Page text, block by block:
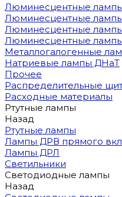
Люминесцентные лампы
Люминесцентные лампы
Люминесцентные лампы
Люминесцентные лампы
Металлогалогенные
Натриевые лампы ДНаТ
Прочее
Распределительные
Расходные материалы
Ртутные лампы
Назад
Ртутные лампы
Лампы ДРВ прямого
Лампы ДРЛ
Светильники
Светодиодные лампы
Назад